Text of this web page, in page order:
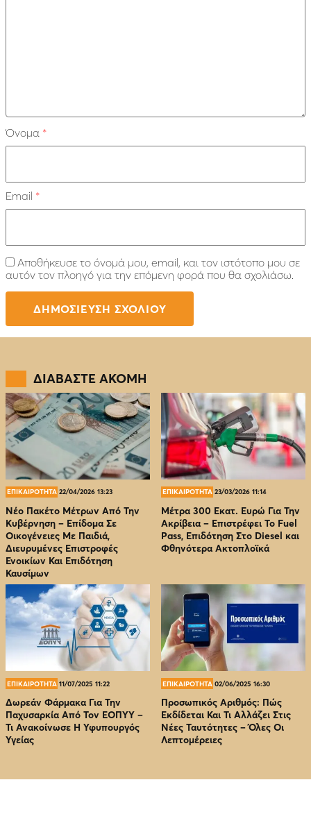
Όνομα *
Email *
Αποθήκευσε το όνομά μου, email, και τον ιστότοπο μου σε
αυτόν τον πλοηγό για την επόμενη φορά που θα σχολιάσω.
ΔΙΑΒΑΣΤΕ ΑΚΟΜΗ
ΕΠΙΚΑΙΡΟΤΗΤΑ 22/04/2026 13:23
Νέο Πακέτο Μέτρων Από Την
Κυβέρνηση – Επίδομα Σε
Οικογένειες Με Παιδιά,
Διευρυμένες Επιστροφές
Ενοικίων Και Επιδότηση
Καυσίμων
ΕΠΙΚΑΙΡΟΤΗΤΑ 23/03/2026 11:14
Μέτρα 300 Εκατ. Ευρώ Για Την
Ακρίβεια – Επιστρέφει Το Fuel
Pass, Επιδότηση Στο Diesel και
Φθηνότερα Ακτοπλοϊκά
ΕΠΙΚΑΙΡΟΤΗΤΑ 11/07/2025 11:22
Δωρεάν Φάρμακα Για Την
Παχυσαρκία Από Τον EOΠΥΥ –
Τι Ανακοίνωσε Η Υφυπουργός
Υγείας
ΕΠΙΚΑΙΡΟΤΗΤΑ 02/06/2025 16:30
Προσωπικός Αριθμός: Πώς
Εκδίδεται Και Τι Αλλάζει Στις
Νέες Ταυτότητες – Όλες Οι
Λεπτομέρειες